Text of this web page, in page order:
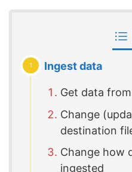
Ingest data
Get data
Change
destination
Change how
ingested